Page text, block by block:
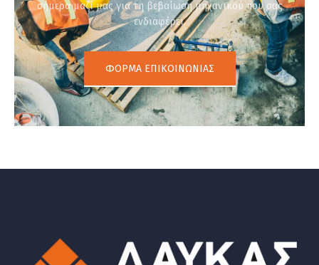
σήμερα μαζί μας για τη βεβαίωση μηχανικού που σας
ενδιαφέρει.
ΦΌΡΜΑ ΕΠΙΚΟΙΝΩΝΊΑΣ